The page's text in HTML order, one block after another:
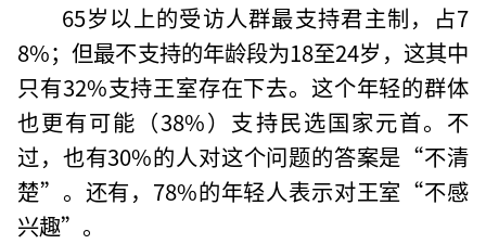
65岁以上的受访人群最支持君主制，占7
8%；但最不支持的年龄段为18至24岁，这其中
只有32%支持王室存在下去。这个年轻的群体
也更有可能（38%）支持民选国家元首。不
过，也有30%的人对这个问题的答案是“不清
楚”。还有，78%的年轻人表示对王室“不感
兴趣”。